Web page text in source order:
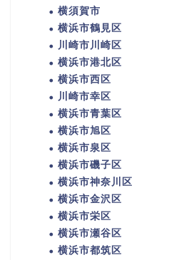
横須賀市
横浜市鶴見区
川崎市川崎区
横浜市港北区
横浜市西区
川崎市幸区
横浜市青葉区
横浜市旭区
横浜市泉区
横浜市磯子区
横浜市神奈川区
横浜市金沢区
横浜市栄区
横浜市瀬谷区
横浜市都筑区